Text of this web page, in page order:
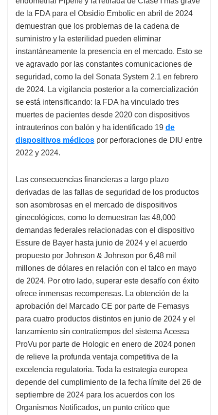
de la FDA para el Obsidio Embolic en abril de 2024
demuestran que los problemas de la cadena de
suministro y la esterilidad pueden eliminar
instantáneamente la presencia en el mercado. Esto se
ve agravado por las constantes comunicaciones de
seguridad, como la del Sonata System 2.1 en febrero
de 2024. La vigilancia posterior a la comercialización
se está intensificando: la FDA ha vinculado tres
muertes de pacientes desde 2020 con dispositivos
intrauterinos con balón y ha identificado 19 de
dispositivos médicos por perforaciones de DIU entre
2022 y 2024.
Las consecuencias financieras a largo plazo
derivadas de las fallas de seguridad de los productos
son asombrosas en el mercado de dispositivos
ginecológicos, como lo demuestran las 48,000
demandas federales relacionadas con el dispositivo
Essure de Bayer hasta junio de 2024 y el acuerdo
propuesto por Johnson & Johnson por 6,48 mil
millones de dólares en relación con el talco en mayo
de 2024. Por otro lado, superar este desafío con éxito
ofrece inmensas recompensas. La obtención de la
aprobación del Marcado CE por parte de Femasys
para cuatro productos distintos en junio de 2024 y el
lanzamiento sin contratiempos del sistema Acessa
ProVu por parte de Hologic en enero de 2024 ponen
de relieve la profunda ventaja competitiva de la
excelencia regulatoria. Toda la estrategia europea
depende del cumplimiento de la fecha límite del 26 de
septiembre de 2024 para los acuerdos con los
Organismos Notificados, un punto crítico que